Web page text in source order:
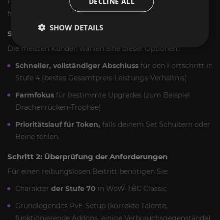
funktioniert, von der Bestellung bis zur Beute.
Schritt 1: Wähle dein Ziel
Die meisten Kunden wählen eine dieser Optionen:
Schneller, vollständiger Abschluss für den Fortschritt in
Stufe 4 (bestes Gesamtpreis-Leistungs-Verhältnis)
Farmfokus für bestimmte Upgrades (zum Beispiel
Drachenrücken-Trophäe)
Prioritätslauf für Token, falls deinem Set Schultern oder
Beine fehlen.
Schritt 2: Überprüfung der Anforderungen
Für einen reibungslosen Beitritt benötigen Sie:
Charakter der Stufe 70 in WoW TBC Classic
Grundlegendes PvE-Setup (korrekte Talente,
funktionierende Addons, einige Verbrauchsgegenstände)
SHOW DETAILS